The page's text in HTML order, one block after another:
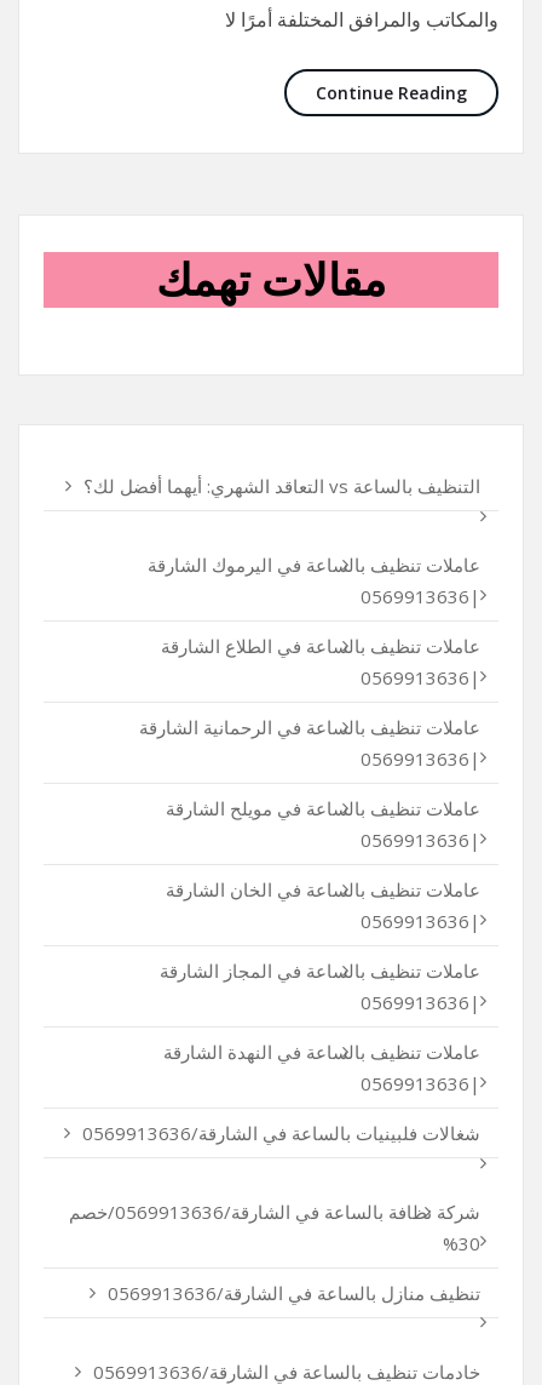
والمكاتب والمرافق المختلفة أمرًا لا
Continue Reading
مقالات تهمك
التنظيف بالساعة vs التعاقد الشهري: أيهما أفضل لك؟
عاملات تنظيف بالساعة في اليرموك الشارقة
|0569913636
عاملات تنظيف بالساعة في الطلاع الشارقة
|0569913636
عاملات تنظيف بالساعة في الرحمانية الشارقة
|0569913636
عاملات تنظيف بالساعة في مويلح الشارقة
|0569913636
عاملات تنظيف بالساعة في الخان الشارقة
|0569913636
عاملات تنظيف بالساعة في المجاز الشارقة
|0569913636
عاملات تنظيف بالساعة في النهدة الشارقة
|0569913636
شغالات فلبينيات بالساعة في الشارقة/0569913636
شركة نظافة بالساعة في الشارقة/0569913636/خصم
30%
تنظيف منازل بالساعة في الشارقة/0569913636
خادمات تنظيف بالساعة في الشارقة/0569913636